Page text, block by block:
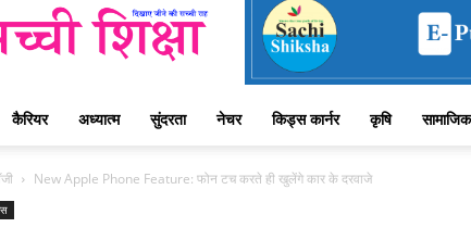
Shiksha
शिक्षा
पत्रिका
कैरियर अध्यात्म सुंदरता नेचर किड्स कार्नर कृषि सामाजिक
New Apple Phone Feature: फोन टच करते ही खुलेंगे कार के दरवाजे